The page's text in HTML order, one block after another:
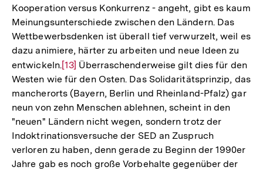
Kooperation versus Konkurrenz - angeht, gibt es kaum
Meinungsunterschiede zwischen den Ländern. Das
Wettbewerbsdenken ist überall tief verwurzelt, weil es
dazu animiere, härter zu arbeiten und neue Ideen zu
entwickeln.Zur
Auflösung
der
Fußnote
[13] Überraschenderweise gilt dies für den
Westen wie für den Osten. Das Solidaritätsprinzip, das
mancherorts (Bayern, Berlin und Rheinland-Pfalz) gar
neun von zehn Menschen ablehnen, scheint in den
"neuen" Ländern nicht wegen, sondern trotz der
Indoktrinationsversuche der SED an Zuspruch
verloren zu haben, denn gerade zu Beginn der 1990er
Jahre gab es noch große Vorbehalte gegenüber der